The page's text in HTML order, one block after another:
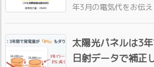
年3月の電気代をお伝え
太陽光パネルは3
日射データで補正